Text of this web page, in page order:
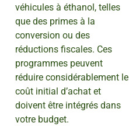
véhicules à éthanol, telles
que des primes à la
conversion ou des
réductions fiscales. Ces
programmes peuvent
réduire considérablement le
coût initial d’achat et
doivent être intégrés dans
votre budget.